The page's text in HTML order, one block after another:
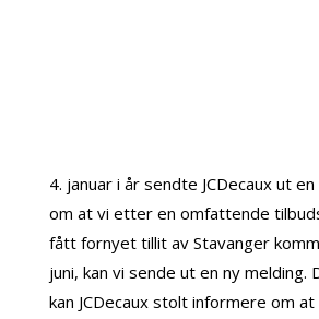
4. januar i år sendte JCDecaux ut
om at vi etter en omfattende
fått fornyet tillit av Stavanger
juni, kan vi sende ut en ny melding.
kan JCDecaux stolt informere om at